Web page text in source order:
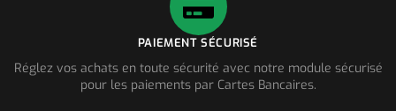
PAIEMENT SÉCURISÉ
Réglez vos achats en toute sécurité avec notre module sécurisé
pour les paiements par Cartes Bancaires.